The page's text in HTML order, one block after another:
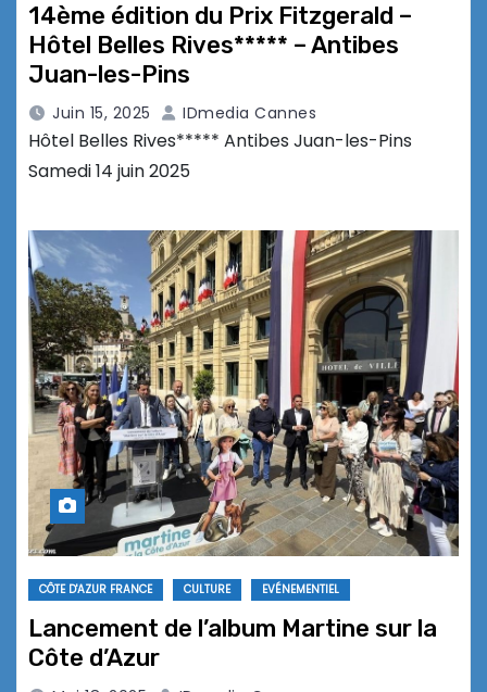
14ème édition du Prix Fitzgerald –
Hôtel Belles Rives***** – Antibes
Juan-les-Pins
Juin 15, 2025 IDmedia Cannes
Hôtel Belles Rives***** Antibes Juan-les-Pins
Samedi 14 juin 2025
CÔTE D'AZUR FRANCE CULTURE EVÉNEMENTIEL
Lancement de l’album Martine sur la
Côte d’Azur